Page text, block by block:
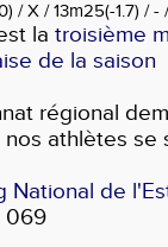
/ X / 13m25(-1.7) / -
la troisième
de la saison
régional
athlètes se
National de
069